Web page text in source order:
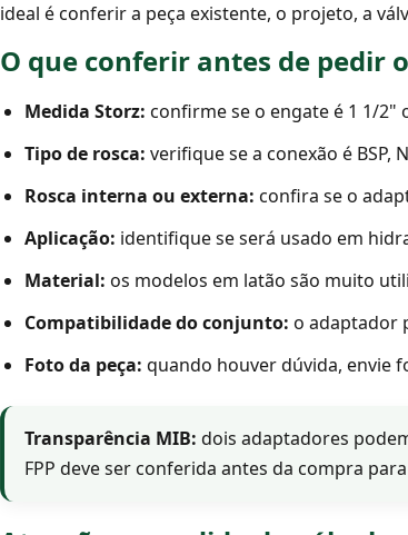
ideal é conferir a peça existente, o projeto, a
O que conferir antes de pedir
Medida Storz: confirme se o engate é 1 1/2"
Tipo de rosca: verifique se a conexão é BSP,
Rosca interna ou externa: confira se o
Aplicação: identifique se será usado em
Material: os modelos em latão são muito
Compatibilidade do conjunto: o adaptador
Foto da peça: quando houver dúvida, envie
Transparência MIB: dois adaptadores
FPP deve ser conferida antes da compra